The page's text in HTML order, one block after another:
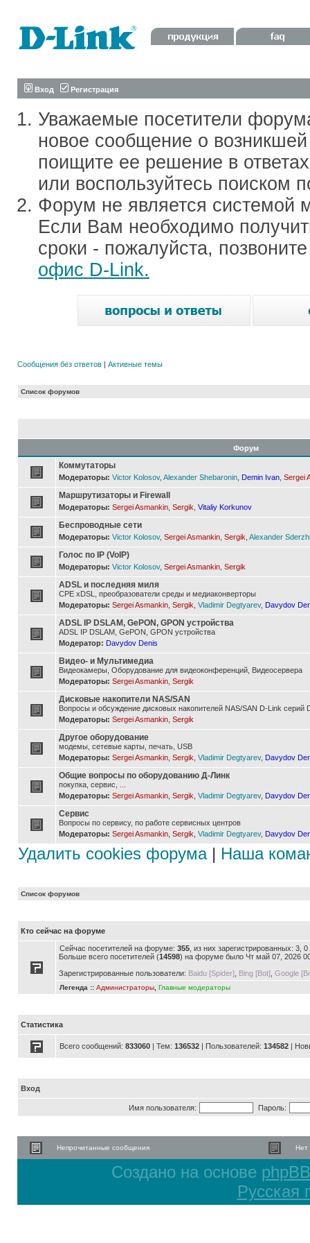
Вход Регистрация
Уважаемые посетители
новое сообщение о
поищите ее решение в
или воспользуйтесь поиском
Форум не является системой
Если Вам необходимо
сроки - пожалуйста,
офис D-Link.
Сообщения без ответов | Активные темы
Список форумов
Форум
Коммутаторы
Модераторы: Victor Kolosov, Alexander Shebaronin Demin Ivan Sergei
Маршрутизаторы и Firewall
Модераторы: Sergei Asmankin Sergik Vitaliy Korkunov
Беспроводные сети
Модераторы: Victor Kolosov, Sergei Asmankin Sergik Alexander
Голос по IP (VoIP)
Модераторы: Victor Kolosov, Sergei Asmankin Sergik
ADSL и последняя миля
CPE xDSL, преобразователи среды и медиаконверторы
Модераторы: Sergei Asmankin Sergik Vladimir Degtyarev, Davydov
ADSL IP DSLAM, GePON, GPON устройства
ADSL IP DSLAM, GePON, GPON устройства
Модератор: Davydov Denis
Видео- и Мультимедиа
Видеокамеры, Оборудование для видеоконференций, Видеосервера
Модераторы: Sergei Asmankin Sergik
Дисковые накопители NAS/SAN
Вопросы и обсуждение дисковых накопителей NAS/SAN D-Link серий
Модераторы: Sergei Asmankin Sergik
Другое оборудование
модемы, сетевые карты, печать, USB
Модераторы: Sergei Asmankin Sergik Vladimir Degtyarev, Davydov
Общие вопросы по оборудованию Д-Линк
покупка, сервис, ...
Модераторы: Sergei Asmankin Sergik Vladimir Degtyarev, Davydov
Сервис
Вопросы по сервису, по работе сервисных центров
Модераторы: Sergei Asmankin Sergik Vladimir Degtyarev, Davydov
Удалить cookies форума| Наша
Список форумов
Кто сейчас на форуме
Сейчас посетителей на форуме: 355 , из них зарегистрированных: 3,
Больше всего посетителей (14598) на форуме было Чт май 07, 2026
Зарегистрированные пользователи: Baidu [Spider] Bing [Bot] Google
Легенда :: Администраторы Главные модераторы
Статистика
Всего сообщений: 833060 | Тем: 136532 | Пользователей: 134582 |
Вход
Имя пользователя: Пароль:
Непрочитанные сообщения Нет
Создано на основе phpBB
Русская